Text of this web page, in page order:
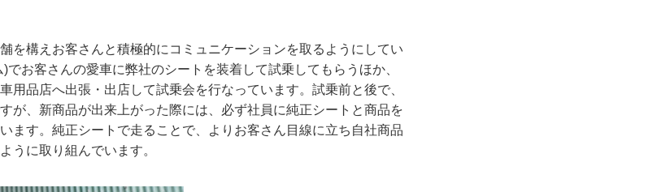
を構えお客さんと積極的にコミュニケーションを取るようにしてい
でお客さんの愛車に弊社のシートを装着して試乗してもらうほか、
用品店へ出張・出店して試乗会を行なっています。試乗前と後で、
が、新商品が出来上がった際には、必ず社員に純正シートと商品を
ます。純正シートで走ることで、よりお客さん目線に立ち自社商品
うに取り組んでいます。